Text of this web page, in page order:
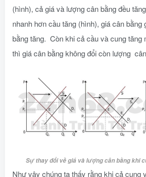
(hình), cả giá và lượng cân bằng đều
nhanh hơn cầu tăng (hình), giá cân
bằng tăng. Còn khi cả cầu và cung tăng
thì giá cân bằng không đổi còn lượng
Sự thay đổi về giá và lượng cân bằng khi
Như vậy chúng ta thấy rằng khi cả cung